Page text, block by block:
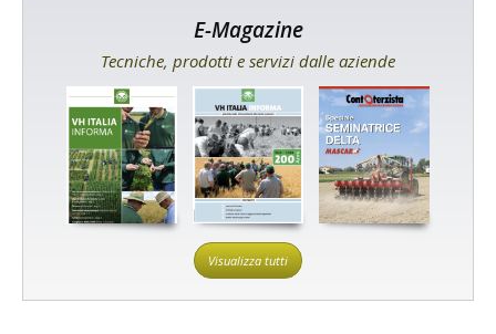
E-Magazine
Tecniche, prodotti e servizi dalle aziende
Visualizza tutti